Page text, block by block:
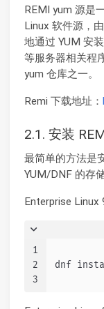
REMI yum 源是
Linux 软件源，
地通过 YUM 安
等服务器相关程
yum 仓库之一。
Remi 下载地址：
2.1. 安装
最简单的方法是
YUM/DNF 的存
Enterprise
1
2
3
dnf